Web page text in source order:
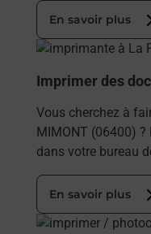
En savoir plus
En savoir plus
Imprimer des
Vous cherchez à
MIMONT (06400)
dans votre bureau
En savoir plus
En savoir plus